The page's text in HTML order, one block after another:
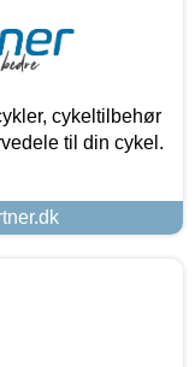
cykeltilbehør
til din cykel.